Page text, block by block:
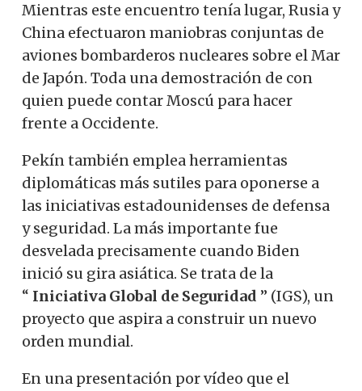
Mientras este encuentro tenía lugar, Rusia y
China efectuaron maniobras conjuntas de
aviones bombarderos nucleares sobre el Mar
de Japón. Toda una demostración de con
quien puede contar Moscú para hacer
frente a Occidente.
Pekín también emplea herramientas
diplomáticas más sutiles para oponerse a
las iniciativas estadounidenses de defensa
y seguridad. La más importante fue
desvelada precisamente cuando Biden
inició su gira asiática. Se trata de la
“ Iniciativa Global de Seguridad ” (IGS), un
proyecto que aspira a construir un nuevo
orden mundial.
En una presentación por vídeo que el